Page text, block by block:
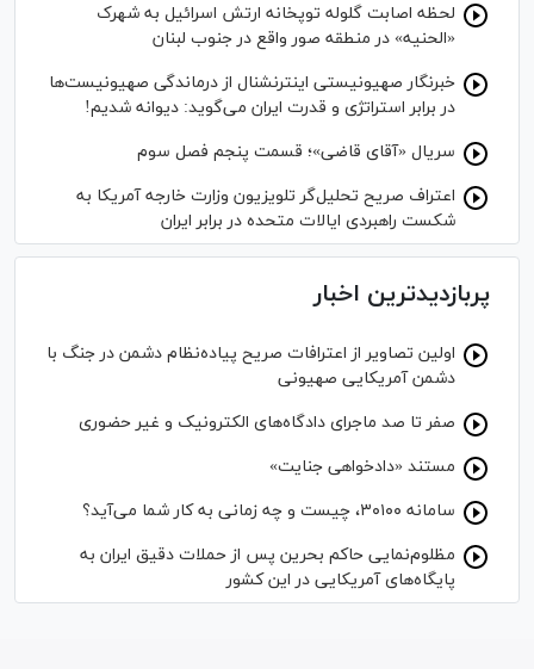
لحظه اصابت گلوله توپخانه ارتش اسرائیل به شهرک
«الحنیه» در منطقه صور واقع در جنوب لبنان
خبرنگار صهیونیستی اینترنشنال از درماندگی صهیونیست‌ها
در برابر استراتژی و قدرت ایران می‌گوید: دیوانه شدیم!
سریال «آقای قاضی»؛ قسمت پنجم فصل سوم
اعتراف صریح تحلیل‌گر تلویزیون وزارت خارجه آمریکا به
شکست راهبردی ایالات متحده در برابر ایران
پربازدیدترین اخبار
اولین تصاویر از اعترافات صریح پیاده‌نظام‌ دشمن در جنگ با
دشمن آمریکایی صهیونی
صفر تا صد ماجرای دادگاه‌های الکترونیک و غیر حضوری
مستند «دادخواهی جنایت»
سامانه ۳۰۱۰۰، چیست و چه زمانی به کار شما می‌آید؟
مظلوم‌نمایی حاکم بحرین پس از حملات دقیق ایران به
پایگاه‌های آمریکایی در این کشور